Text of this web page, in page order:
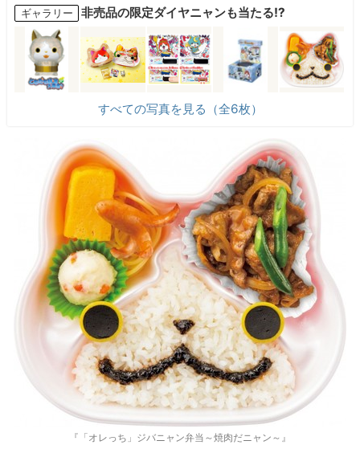
ギャラリー 非売品の限定ダイヤニャンも当たる!?
すべての写真を見る（全6枚）
『「オレっち」ジバニャン弁当～焼肉だニャン～』